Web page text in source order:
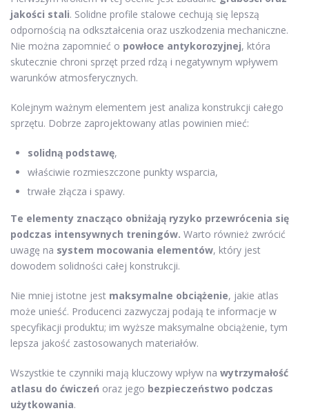
jakości stali. Solidne profile stalowe cechują się lepszą
odpornością na odkształcenia oraz uszkodzenia mechaniczne.
Nie można zapomnieć o powłoce antykorozyjnej, która
skutecznie chroni sprzęt przed rdzą i negatywnym wpływem
warunków atmosferycznych.
Kolejnym ważnym elementem jest analiza konstrukcji całego
sprzętu. Dobrze zaprojektowany atlas powinien mieć:
solidną podstawę,
właściwie rozmieszczone punkty wsparcia,
trwałe złącza i spawy.
Te elementy znacząco obniżają ryzyko przewrócenia się
podczas intensywnych treningów. Warto również zwrócić
uwagę na system mocowania elementów, który jest
dowodem solidności całej konstrukcji.
Nie mniej istotne jest maksymalne obciążenie, jakie atlas
może unieść. Producenci zazwyczaj podają te informacje w
specyfikacji produktu; im wyższe maksymalne obciążenie, tym
lepsza jakość zastosowanych materiałów.
Wszystkie te czynniki mają kluczowy wpływ na wytrzymałość
atlasu do ćwiczeń oraz jego bezpieczeństwo podczas
użytkowania.